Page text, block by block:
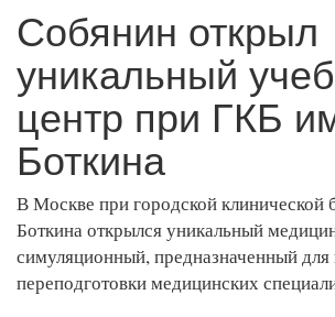
Собянин открыл
уникальный
центр при ГКБ
Боткина
В Москве при городской клинической
Боткина открылся уникальный
симуляционный, предназначенный для
переподготовки медицинских